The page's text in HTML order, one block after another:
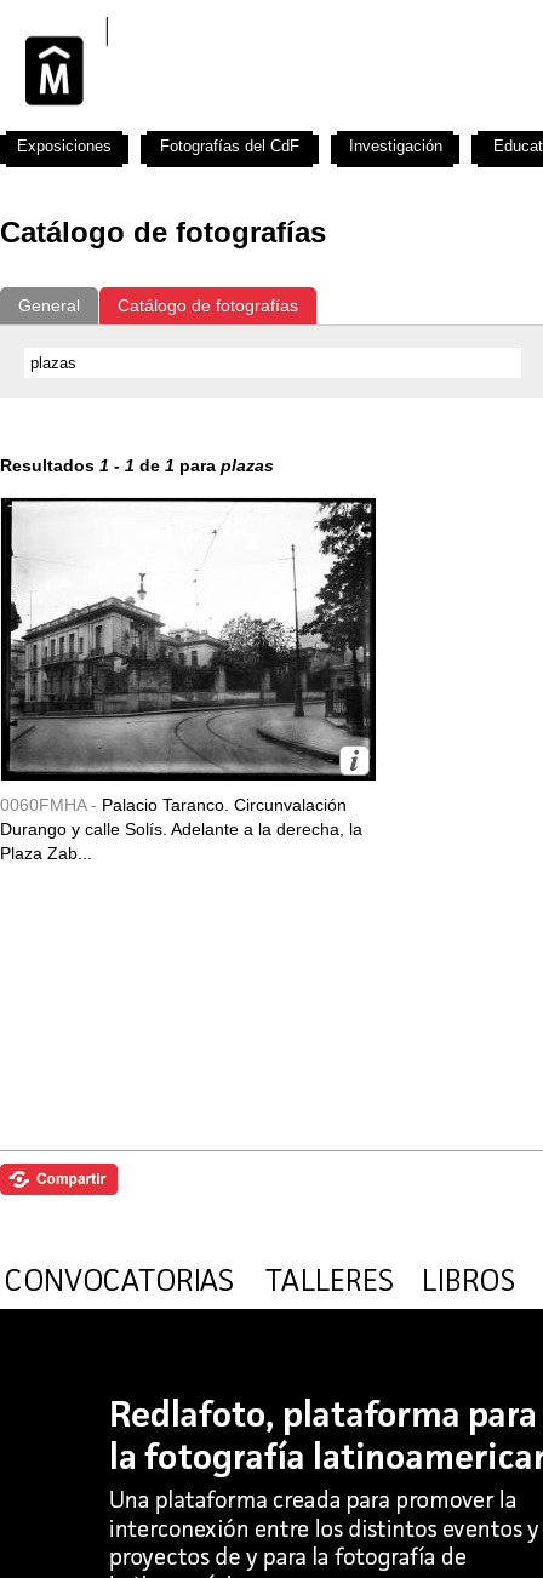
Catálogo de fotografías
General Catálogo de fotografías
Resultados 1 - 1 de 1 para plazas
0060FMHA - Palacio Taranco. Circunvalación
Durango y calle Solís. Adelante a la derecha, la
Plaza Zab...
Exposiciones Fotografías del CdF Investigación